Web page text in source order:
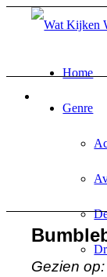
Home
Genre
Gezien